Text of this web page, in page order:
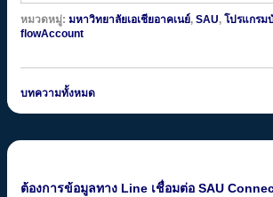
หมวดหมู่: มหาวิทยาลัยเอเชียอาคเนย์, SAU, โปรแกรม
flowAccount
บทความทั้งหมด
ต้องการข้อมูลทาง Line เชื่อมต่อ SAU